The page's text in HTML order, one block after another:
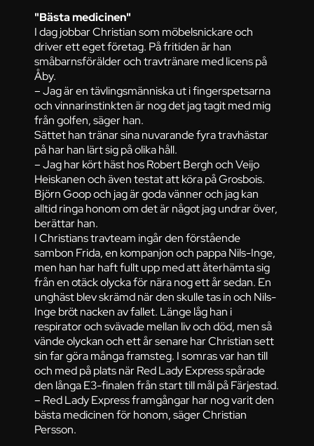
"Bästa medicinen"
I dag jobbar Christian som möbelsnickare och
driver ett eget företag. På fritiden är han
småbarnsförälder och travtränare med licens på
Åby.
– Jag är en tävlingsmänniska ut i fingerspetsarna
och vinnarinstinkten är nog det jag tagit med mig
från golfen, säger han.
Sättet han tränar sina nuvarande fyra travhästar
på har han lärt sig på olika håll.
– Jag har kört häst hos Robert Bergh och Veijo
Heiskanen och även testat att köra på Grosbois.
Björn Goop och jag är goda vänner och jag kan
alltid ringa honom om det är något jag undrar över,
berättar han.
I Christians travteam ingår den förstående
sambon Frida, en kompanjon och pappa Nils-Inge,
men han har haft fullt upp med att återhämta sig
från en otäck olycka för nära nog ett år sedan. En
unghäst blev skrämd när den skulle tas in och Nils-
Inge bröt nacken av fallet. Länge låg han i
respirator och svävade mellan liv och död, men så
vände olyckan och ett år senare har Christian sett
sin far göra många framsteg. I somras var han till
och med på plats när Red Lady Express spårade
den långa E3-finalen från start till mål på Färjestad.
– Red Lady Express framgångar har nog varit den
bästa medicinen för honom, säger Christian
Persson.